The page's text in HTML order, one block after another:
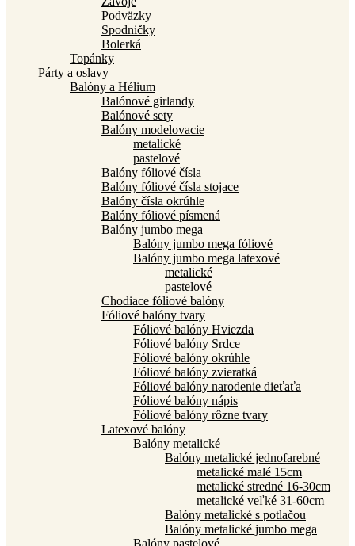
Podväzky
Spodničky
Bolerká
Topánky
Párty a oslavy
Balóny a Hélium
Balónové girlandy
Balónové sety
Balóny modelovacie
metalické
pastelové
Balóny fóliové čísla
Balóny fóliové čísla stojace
Balóny čísla okrúhle
Balóny fóliové písmená
Balóny jumbo mega
Balóny jumbo mega fóliové
Balóny jumbo mega latexové
metalické
pastelové
Chodiace fóliové balóny
Fóliové balóny tvary
Fóliové balóny Hviezda
Fóliové balóny Srdce
Fóliové balóny okrúhle
Fóliové balóny zvieratká
Fóliové balóny narodenie dieťaťa
Fóliové balóny nápis
Fóliové balóny rôzne tvary
Latexové balóny
Balóny metalické
Balóny metalické jednofarebné
metalické malé 15cm
metalické stredné 16-30cm
metalické veľké 31-60cm
Balóny metalické s potlačou
Balóny metalické jumbo mega